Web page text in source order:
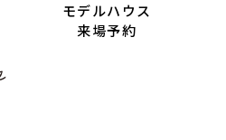
モデルハウス
来場予約